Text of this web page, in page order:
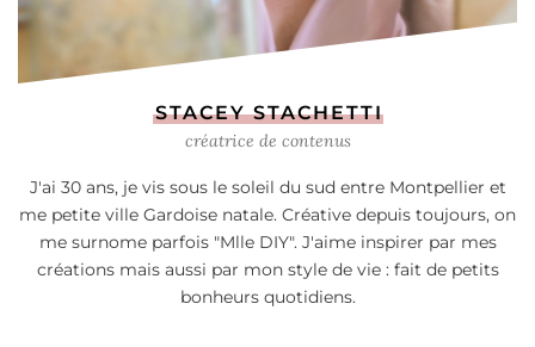
STACEY STACHETTI
créatrice de contenus
J'ai 30 ans, je vis sous le soleil du sud entre Montpellier et
me petite ville Gardoise natale. Créative depuis toujours, on
me surnome parfois "Mlle DIY". J'aime inspirer par mes
créations mais aussi par mon style de vie : fait de petits
bonheurs quotidiens.